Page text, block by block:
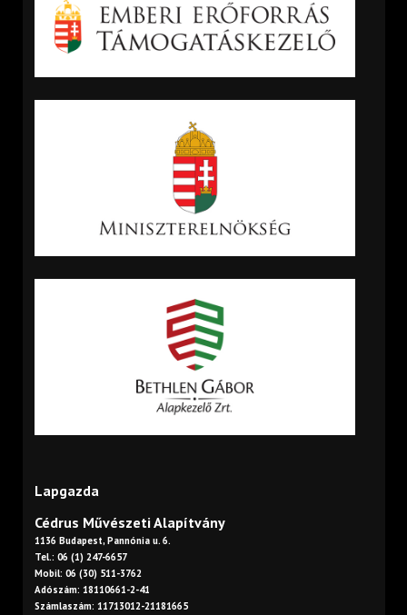
Lapgazda
Cédrus Művészeti Alapítvány
1136 Budapest, Pannónia u. 6.
Tel.: 06 (1) 247-6657
Mobil: 06 (30) 511-3762
Adószám: 18110661-2-41
Számlaszám: 11713012-21181665